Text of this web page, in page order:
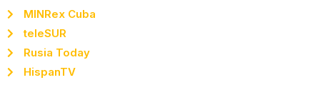
MINRex Cuba
teleSUR
Rusia Today
HispanTV